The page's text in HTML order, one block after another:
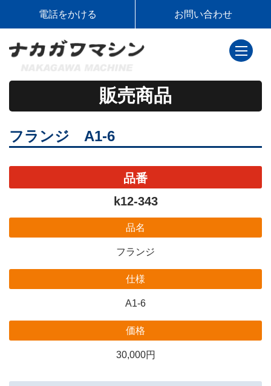
電話をかける お問い合わせ
toggle
販売商品
フランジ A1-6
品番
k12-343
品名
フランジ
仕様
A1-6
価格
30,000円